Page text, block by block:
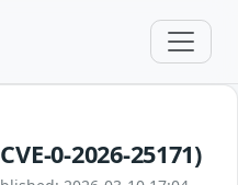
0-2026-25171)